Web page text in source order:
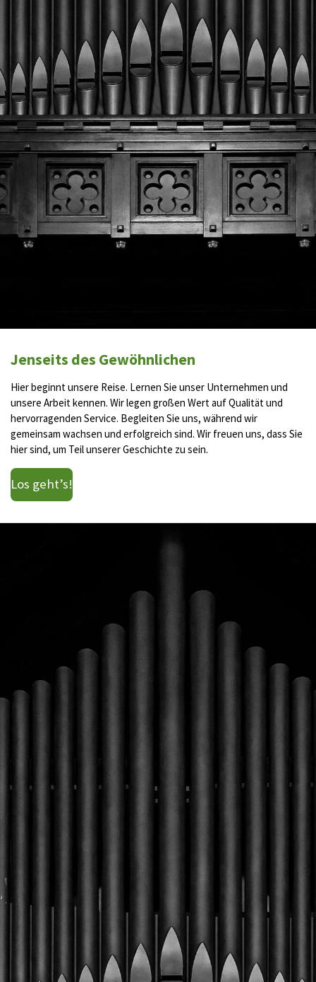
Jenseits des Gewöhnlichen
Hier beginnt unsere Reise. Lernen Sie unser Unternehmen und
unsere Arbeit kennen. Wir legen großen Wert auf Qualität und
hervorragenden Service. Begleiten Sie uns, während wir
gemeinsam wachsen und erfolgreich sind. Wir freuen uns, dass Sie
hier sind, um Teil unserer Geschichte zu sein.
Los geht’s!